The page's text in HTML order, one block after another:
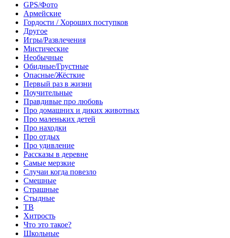
GPS/Фото
Армейские
Гордости / Хороших поступков
Другое
Игры/Развлечения
Мистические
Необычные
Обидные/Грустные
Опасные/Жёсткие
Первый раз в жизни
Поучительные
Правдивые про любовь
Про домашних и диких животных
Про маленьких детей
Про находки
Про отдых
Про удивление
Рассказы в деревне
Самые мерзкие
Случаи когда повезло
Смешные
Страшные
Стыдные
ТВ
Хитрость
Что это такое?
Школьные